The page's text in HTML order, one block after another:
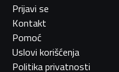
Prijavi se
Kontakt
Pomoć
Uslovi korišćenja
Politika privatnosti